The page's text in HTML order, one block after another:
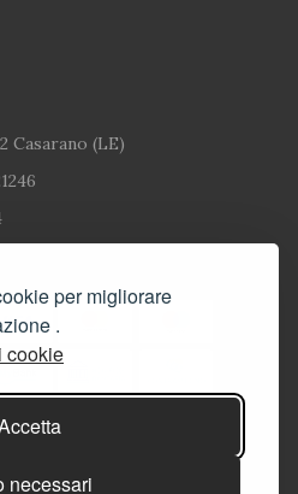
per migliorare
.
cookie
necessari
Casarano (LE)